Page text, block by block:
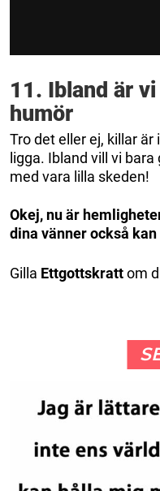
11. Ibland är
humör
Tro det eller ej, killar
ligga. Ibland vill vi
med vara lilla skeden!
Okej, nu är
dina vänner också
Gilla Ettgottskrattom